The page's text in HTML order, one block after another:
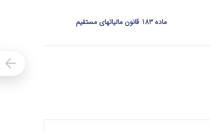
ماده 183 قانون مالیاتهای مستقیم